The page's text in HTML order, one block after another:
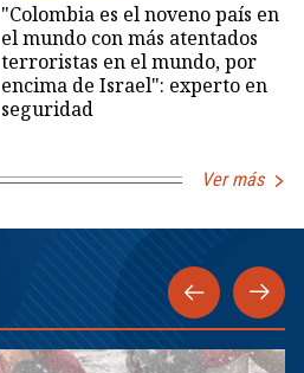
"Colombia es el noveno país en
el mundo con más atentados
terroristas en el mundo, por
encima de Israel": experto en
seguridad
Ver más